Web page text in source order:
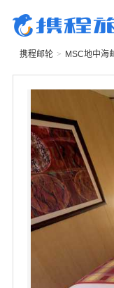
携程邮轮 > MSC地中海